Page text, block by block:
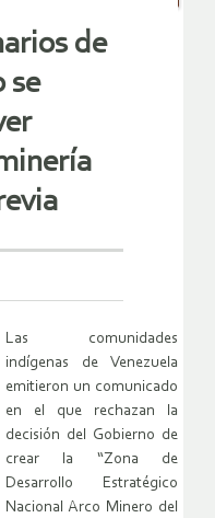
de
se
Las comunidades
indígenas de Venezuela
emitieron un comunicado
en el que rechazan la
decisión del Gobierno de
crear la “Zona de
Desarrollo Estratégico
Nacional Arco Minero del